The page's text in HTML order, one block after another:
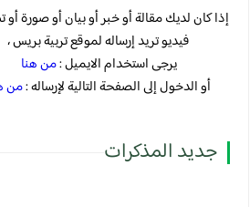
إذا كان لديك مقالة أو خبر أو بيان أو صورة أو
فيديو تريد إرساله لموقع تربية بريس ،
يرجى استخدام الايميل :من هنا
أو الدخول إلى الصفحة التالية لإرساله :من
جديد المذكرات